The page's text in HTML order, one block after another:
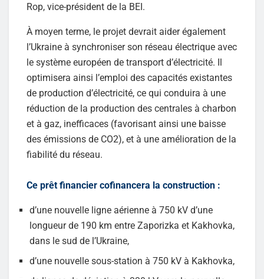
Rop, vice-président de la BEI.
À moyen terme, le projet devrait aider également
l’Ukraine à synchroniser son réseau électrique avec
le système européen de transport d’électricité. Il
optimisera ainsi l’emploi des capacités existantes
de production d’électricité, ce qui conduira à une
réduction de la production des centrales à charbon
et à gaz, inefficaces (favorisant ainsi une baisse
des émissions de CO2), et à une amélioration de la
fiabilité du réseau.
Ce prêt financier cofinancera la construction :
d’une nouvelle ligne aérienne à 750 kV d’une
longueur de 190 km entre Zaporizka et Kakhovka,
dans le sud de l’Ukraine,
d’une nouvelle sous-station à 750 kV à Kakhovka,